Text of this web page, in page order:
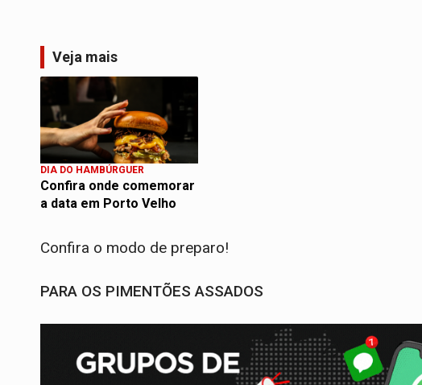
Veja mais
DIA DO HAMBÚRGUER
Confira onde comemorar
a data em Porto Velho
Confira o modo de preparo!
PARA OS PIMENTÕES ASSADOS